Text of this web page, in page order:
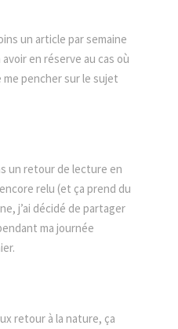
un article par semaine
en réserve au cas où
me pencher sur le sujet
un retour de lecture en
relu (et ça prend du
j’ai décidé de partager
ma journée
retour à la nature, ça